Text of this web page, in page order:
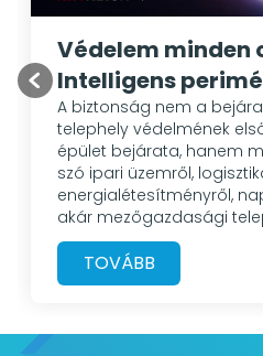
Védelem minden
Intelligens
Hikvision
A biztonság nem a
telephely védelmének
épület bejárata, hanem
szó ipari üzemről,
energialétesítményről,
akár mezőgazdasági
esetben ugyanaz: az
mielőbbi felismerése és
hagyományos
TOVÁBB